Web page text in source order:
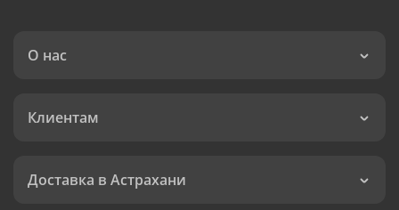
О нас
Клиентам
Доставка в Астрахани